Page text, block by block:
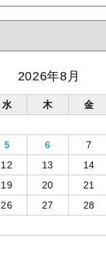
2026年8月
水 木 金
5 6 7
12 13 14
19 20 21
26 27 28